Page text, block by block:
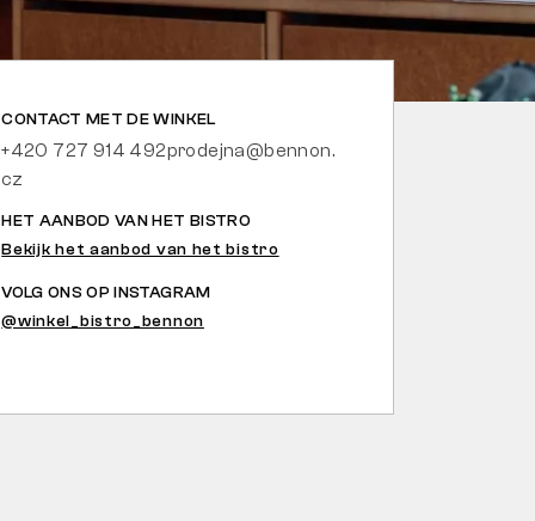
CONTACT MET DE WINKEL
+420 727 914 492prodejna@bennon.
cz
HET AANBOD VAN HET BISTRO
Bekijk het aanbod van het bistro
VOLG ONS OP INSTAGRAM
@winkel_bistro_bennon